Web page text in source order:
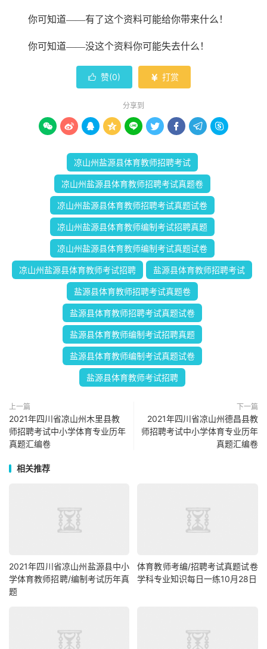
你可知道——有了这个资料可能给你带来什么！
你可知道——没这个资料你可能失去什么 ！
 赞(0)  打赏
分享到
        
凉山州盐源县体育教师招聘考试
凉山州盐源县体育教师招聘考试真题卷
凉山州盐源县体育教师招聘考试真题试卷
凉山州盐源县体育教师编制考试招聘真题
凉山州盐源县体育教师编制考试真题试卷
凉山州盐源县体育教师考试招聘 盐源县体育教师招聘考试
盐源县体育教师招聘考试真题卷
盐源县体育教师招聘考试真题试卷
盐源县体育教师编制考试招聘真题
盐源县体育教师编制考试真题试卷
盐源县体育教师考试招聘
上一篇
2021年四川省凉山州木里县教
师招聘考试中小学体育专业历年
真题汇编卷
下一篇
2021年四川省凉山州德昌县教
师招聘考试中小学体育专业历年
真题汇编卷
相关推荐
2021年四川省凉山州盐源县中小
学体育教师招聘/编制考试历年真
题
体育教师考编/招聘考试真题试卷
学科专业知识每日一练10月28日